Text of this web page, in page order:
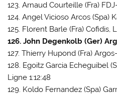
123. Arnaud Courteille (Fra)
124. Angel Vicioso Arcos (Spa)
125. Florent Barle (Fra) Cofidis,
126. John Degenkolb (Ger)
127. Thierry Hupond (Fra)
128. Egoitz Garcia Echeguibel
Ligne 1:12:48
129. Koldo Fernandez (Spa)